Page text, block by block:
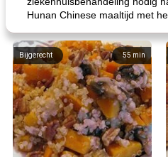
Hunan Chinese maaltijd met
55 min
Bijgerecht